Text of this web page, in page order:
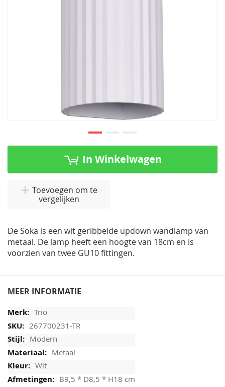
Ga
In Winkelwagen
Toevoegen om te
vergelijken
De Soka is een wit geribbelde updown wandlamp van
metaal. De lamp heeft een hoogte van 18cm en is
voorzien van twee GU10 fittingen.
MEER INFORMATIE
Trio
267700231-TR
Modern
Metaal
Wit
B9,5 * D8,5 * H18 cm